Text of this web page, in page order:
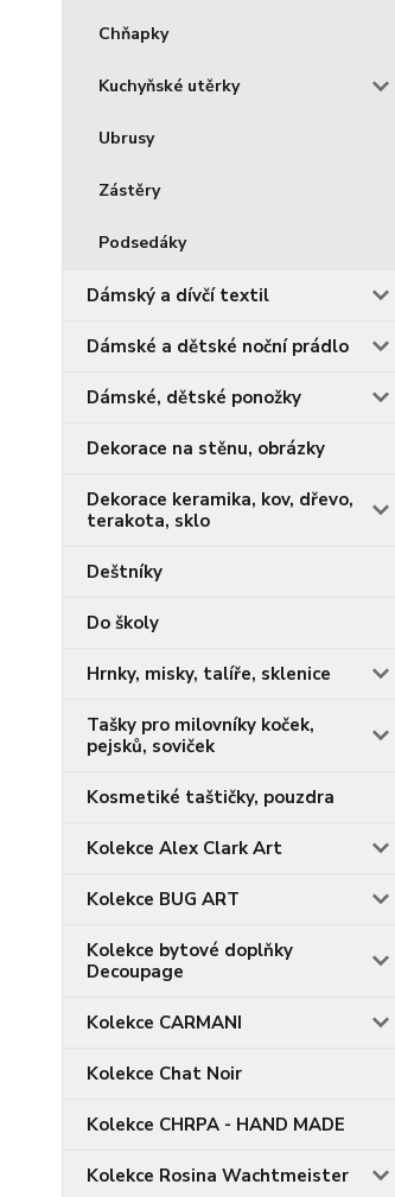
Chňapky
Kuchyňské utěrky
Ubrusy
Zástěry
Podsedáky
Dámský a dívčí textil
Dámské a dětské noční prádlo
Dámské, dětské ponožky
Dekorace na stěnu, obrázky
Dekorace keramika, kov, dřevo,
terakota, sklo
Deštníky
Do školy
Hrnky, misky, talíře, sklenice
Tašky pro milovníky koček,
pejsků, soviček
Kosmetiké taštičky, pouzdra
Kolekce Alex Clark Art
Kolekce BUG ART
Kolekce bytové doplňky
Decoupage
Kolekce CARMANI
Kolekce Chat Noir
Kolekce CHRPA - HAND MADE
Kolekce Rosina Wachtmeister